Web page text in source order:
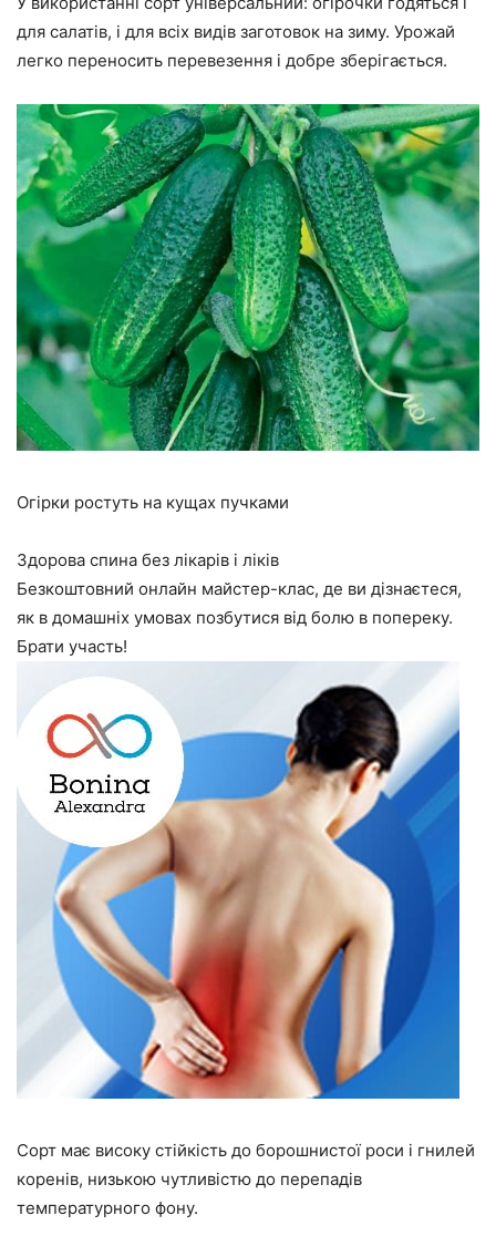
для салатів, і для всіх видів заготовок на зиму. Урожай
легко переносить перевезення і добре зберігається.
Огірки ростуть на кущах пучками
Здорова спина без лікарів і ліків
Безкоштовний онлайн майстер-клас, де ви дізнаєтеся,
як в домашніх умовах позбутися від болю в попереку.
Брати участь!
Сорт має високу стійкість до борошнистої роси і гнилей
коренів, низькою чутливістю до перепадів
температурного фону.